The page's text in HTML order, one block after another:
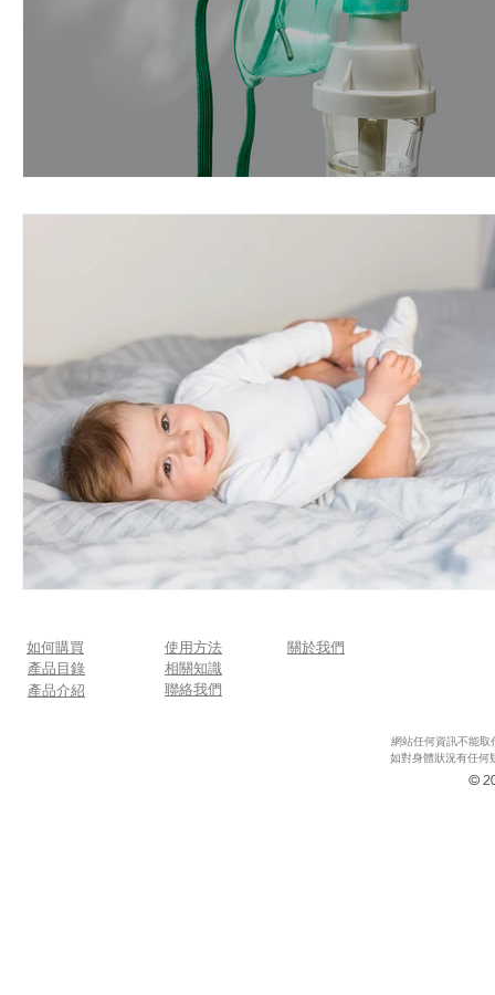
如何購買
​產品目錄
產品介紹
使用方法
關於我們
​相關知識
​聯絡我們
網站任何資訊不能取
如對身體狀況有任何
©